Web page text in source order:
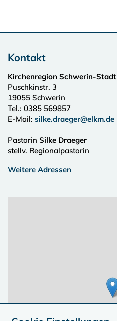
Kontakt
Kirchenregion Schwerin-Stadt
Puschkinstr. 3
19055 Schwerin
Tel.: 0385 569857
E-Mail: silke.draeger@elkm.de
Pastorin Silke Draeger
stellv. Regionalpastorin
Weitere Adressen